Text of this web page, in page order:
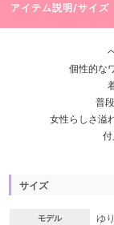
アイテム説明/サイズ
個性的な
普
女性らしさ溢
サイズ
モデル ゆ